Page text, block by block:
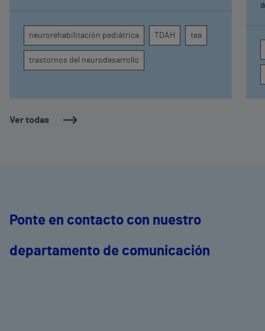
Ver todas
atención, la regulación emocional y la
conducta
neurorehabilitación pediátrica TDAH tea
trastornos del neurodesarrollo
Ponte en contacto con nuestro
departamento de comunicación